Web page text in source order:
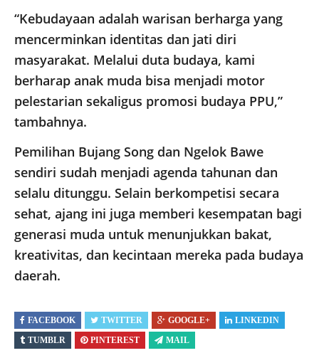
“Kebudayaan adalah warisan berharga yang
mencerminkan identitas dan jati diri
masyarakat. Melalui duta budaya, kami
berharap anak muda bisa menjadi motor
pelestarian sekaligus promosi budaya PPU,”
tambahnya.
Pemilihan Bujang Song dan Ngelok Bawe
sendiri sudah menjadi agenda tahunan dan
selalu ditunggu. Selain berkompetisi secara
sehat, ajang ini juga memberi kesempatan bagi
generasi muda untuk menunjukkan bakat,
kreativitas, dan kecintaan mereka pada budaya
daerah.
FACEBOOK TWITTER GOOGLE+
LINKEDIN
TUMBLR
PINTEREST MAIL